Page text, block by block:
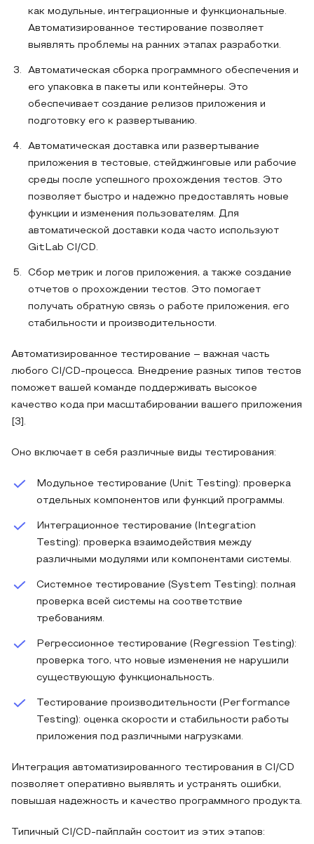
как модульные, интеграционные и функциональные.
Автоматизированное тестирование позволяет
выявлять проблемы на ранних этапах разработки.
Автоматическая сборка программного обеспечения и
его упаковка в пакеты или контейнеры. Это
обеспечивает создание релизов приложения и
подготовку его к развертыванию.
Автоматическая доставка или развертывание
приложения в тестовые, стейджинговые или рабочие
среды после успешного прохождения тестов. Это
позволяет быстро и надежно предоставлять новые
функции и изменения пользователям. Для
автоматической доставки кода часто используют
GitLab CI/CD.
Сбор метрик и логов приложения, а также создание
отчетов о прохождении тестов. Это помогает
получать обратную связь о работе приложения, его
стабильности и производительности.
Автоматизированное тестирование – важная часть
любого CI/CD-процесса. Внедрение разных типов тестов
поможет вашей команде поддерживать высокое
качество кода при масштабировании вашего приложения
[3].
Оно включает в себя различные виды тестирования:
Модульное тестирование (Unit Testing): проверка
отдельных компонентов или функций программы.
Интеграционное тестирование (Integration
Testing): проверка взаимодействия между
различными модулями или компонентами системы.
Системное тестирование (System Testing): полная
проверка всей системы на соответствие
требованиям.
Регрессионное тестирование (Regression Testing):
проверка того, что новые изменения не нарушили
существующую функциональность.
Тестирование производительности (Performance
Testing): оценка скорости и стабильности работы
приложения под различными нагрузками.
Интеграция автоматизированного тестирования в CI/CD
позволяет оперативно выявлять и устранять ошибки,
повышая надежность и качество программного продукта.
Типичный CI/CD-пайплайн состоит из этих этапов: